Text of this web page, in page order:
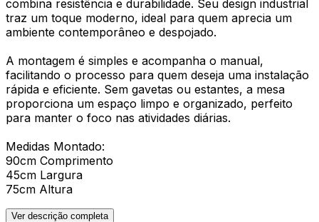
combina resistência e durabilidade. Seu design industrial
traz um toque moderno, ideal para quem aprecia um
ambiente contemporâneo e despojado.
A montagem é simples e acompanha o manual,
facilitando o processo para quem deseja uma instalação
rápida e eficiente. Sem gavetas ou estantes, a mesa
proporciona um espaço limpo e organizado, perfeito
para manter o foco nas atividades diárias.
Medidas Montado:
90cm Comprimento
45cm Largura
75cm Altura
Ver descrição completa